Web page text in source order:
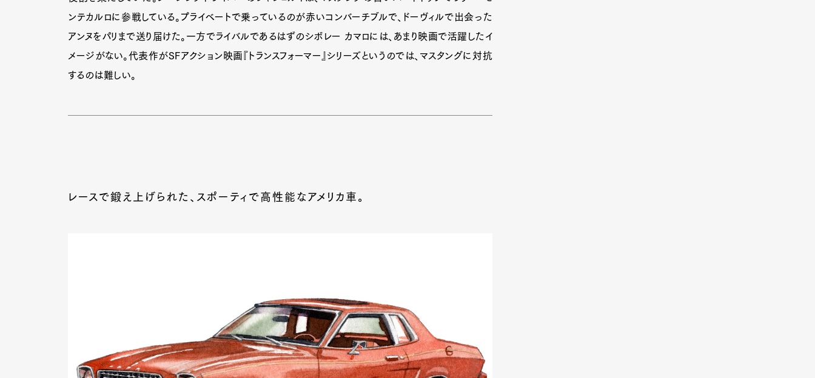
ンテカルロに参戦している。プライベートで乗っているのが赤いコンバーチブルで、ドーヴィルで出会った
アンヌをパリまで送り届けた。一方でライバルであるはずのシボレー カマロには、あまり映画で活躍したイ
メージがない。代表作がSFアクション映画『トランスフォーマー』シリーズというのでは、マスタングに対抗
するのは難しい。
レースで鍛え上げられた、スポーティで高性能なアメリカ車。